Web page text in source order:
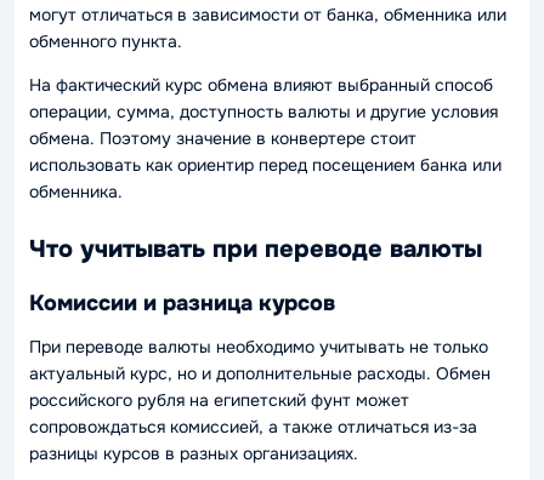
могут отличаться в зависимости от банка, обменника или
обменного пункта.
На фактический курс обмена влияют выбранный способ
операции, сумма, доступность валюты и другие условия
обмена. Поэтому значение в конвертере стоит
использовать как ориентир перед посещением банка или
обменника.
Что учитывать при переводе валюты
Комиссии и разница курсов
При переводе валюты необходимо учитывать не только
актуальный курс, но и дополнительные расходы. Обмен
российского рубля на египетский фунт может
сопровождаться комиссией, а также отличаться из-за
разницы курсов в разных организациях.